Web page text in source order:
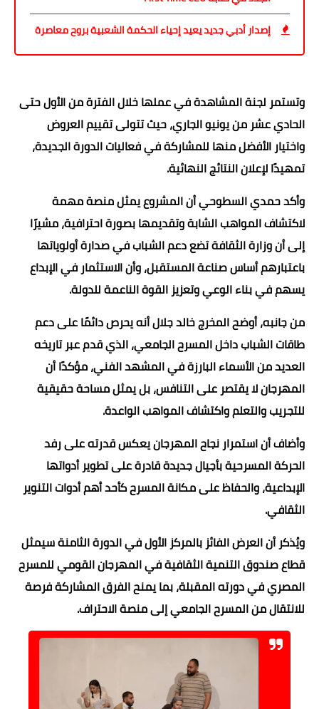
إصدار أدبي جديد يعيد إحياء الحكمة الشعبية بروح معاصرة
وتستمر لجنة المشاهدة في عملها خلال الفترة من الأول حتى
الحادي عشر من يونيو الجاري، حيث تتولى تقييم العروض
واختيار الأفضل منها للمشاركة في فعاليات الدورة الجديدة،
تمهيدًا لإعلان النتائج النهائية.
وأكد حمدي السطوحي أن المشروع يمثل منصة مهمة
لاكتشاف المواهب الشابة وتقديمها بصورة احترافية، مشيرًا
إلى أن وزارة الثقافة تضع دعم الشباب في صدارة أولوياتها
باعتبارهم أساس صناعة المستقبل، وأن الاستثمار في الإبداع
يسهم في بناء الوعي وتعزيز القوة الناعمة للدولة.
من جانبه، أوضح المخرج خالد جلال أنه يحرص دائمًا على دعم
طاقات الشباب داخل المسرح الجامعي، الذي قدم عبر تاريخه
العديد من الأسماء البارزة في المشهد الفني، مؤكدًا أن
المهرجان لا يقتصر على التنافس، بل يمثل مساحة حقيقية
للتجريب والتعلم واكتشاف المواهب الواعدة.
وأضاف أن استمرار نجاح المهرجان يعكس قدرته على رفد
الحركة المسرحية بأجيال جديدة قادرة على تطوير أدواتها
الإبداعية، والحفاظ على مكانة المسرح كأحد أهم أدوات التنوير
الثقافي.
ويُذكر أن العرض الفائز بالمركز الأول في الدورة الثامنة سيمثل
قطاع صندوق التنمية الثقافية في المهرجان القومي للمسرح
المصري في دورته المقبلة، بما يمنح الفرق المشاركة فرصة
للانتقال من المسرح الجامعي إلى منصة الاحتراف.